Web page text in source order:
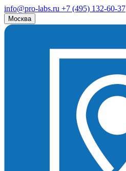
info@pro-labs.ru +7 (495) 132-60-37
Москва